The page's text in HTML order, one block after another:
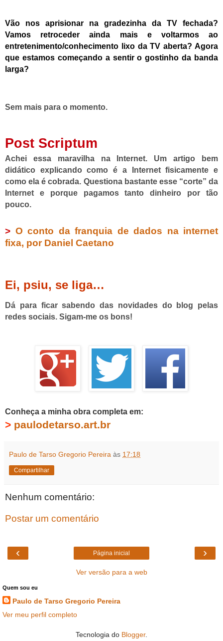
Vão nos aprisionar na gradezinha da TV fechada?
Vamos retroceder ainda mais e voltarmos ao
entretenimento/conhecimento lixo da TV aberta? Agora
que estamos começando a sentir o gostinho da banda
larga?
Sem mais para o momento.
Post Scriptum
Achei essa maravilha na Internet. Um artigo bem
didático explicando como é a Internet fisicamente e
como ela é cobrada. Questiona bastante esse “corte” da
Internet e porque pagamos tanto dinheiro por tão
pouco.
> O conto da franquia de dados na internet
fixa, por Daniel Caetano
Ei, psiu, se liga…
Dá para ficar sabendo das novidades do blog pelas
redes sociais. Sigam-me os bons!
Conheça a minha obra completa em:
> paulodetarso.art.br
Paulo de Tarso Gregorio Pereira às 17:18
Compartilhar
Nenhum comentário:
Postar um comentário
‹ ›
Página inicial
Ver versão para a web
Quem sou eu
Paulo de Tarso Gregorio Pereira
Ver meu perfil completo
Tecnologia do Blogger.